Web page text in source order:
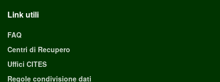
Link utili
FAQ
Centri di Recupero
Uffici CITES
Regole condivisione dati